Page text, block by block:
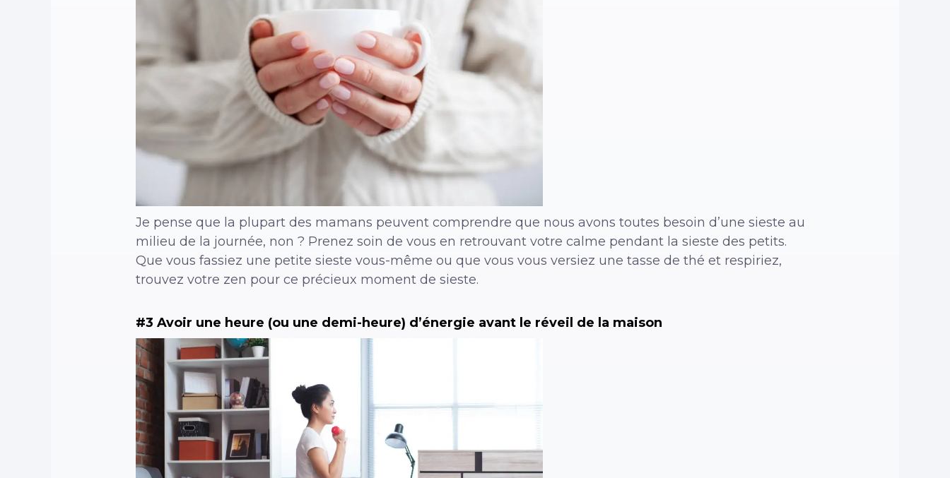
Je pense que la plupart des mamans peuvent comprendre que nous avons toutes besoin d’une sieste au
milieu de la journée, non ? Prenez soin de vous en retrouvant votre calme pendant la sieste des petits.
Que vous fassiez une petite sieste vous-même ou que vous vous versiez une tasse de thé et respiriez,
trouvez votre zen pour ce précieux moment de sieste.
#3 Avoir une heure (ou une demi-heure) d’énergie avant le réveil de la maison